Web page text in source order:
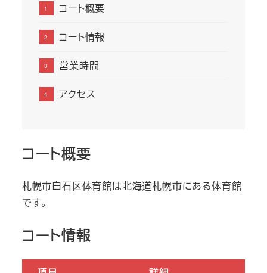
コート概要
コート情報
営業時間
アクセス
コート概要
札幌市白石区体育館は北海道札幌市にある体育館
です。
コート情報